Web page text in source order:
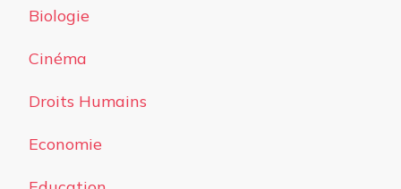
Biologie
Cinéma
Droits Humains
Economie